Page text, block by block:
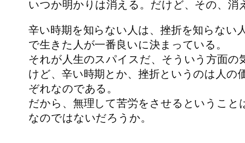
いつか明かりは消える。だけど、その、消
辛い時期を知らない人は、挫折を知らない
で生きた人が一番良いに決まっている。
それが人生のスパイスだ、そういう方面
けど、辛い時期とか、挫折というのは人
ぞれなのである。
だから、無理して苦労をさせるというこ
なのではないだろうか。